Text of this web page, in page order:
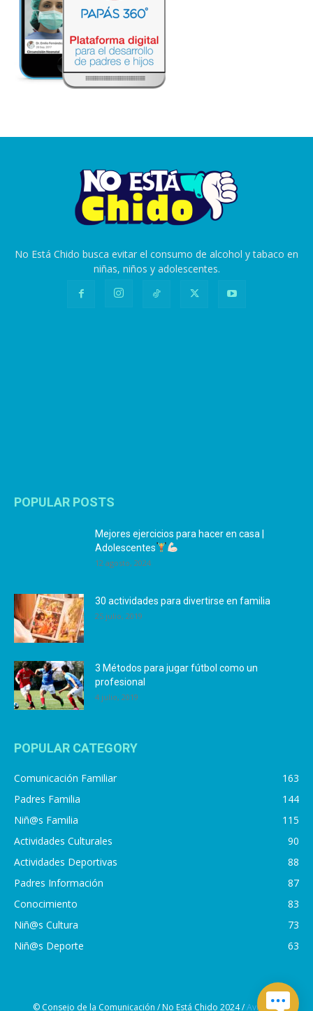
No Está Chido busca evitar el consumo de alcohol y tabaco en
niñas, niños y adolescentes.
POPULAR POSTS
Mejores ejercicios para hacer en casa |
Adolescentes
12 agosto, 2024
30 actividades para divertirse en familia
25 julio, 2019
3 Métodos para jugar fútbol como un
profesional
4 julio, 2019
POPULAR CATEGORY
Comunicación Familiar
163
Padres Familia
144
Niñ@s Familia
115
Actividades Culturales
90
Actividades Deportivas
88
Padres Información
87
Conocimiento
83
Niñ@s Cultura
73
Niñ@s Deporte
63
© Consejo de la Comunicación / No Está Chido 2024 /Aviso de